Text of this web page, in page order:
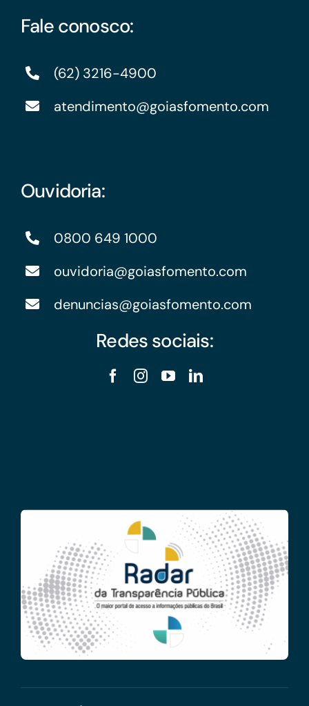
Fale conosco:
(62) 3216-4900
atendimento@goiasfomento.com
Ouvidoria:
0800 649 1000
ouvidoria@goiasfomento.com
denuncias@goiasfomento.com
Redes sociais: